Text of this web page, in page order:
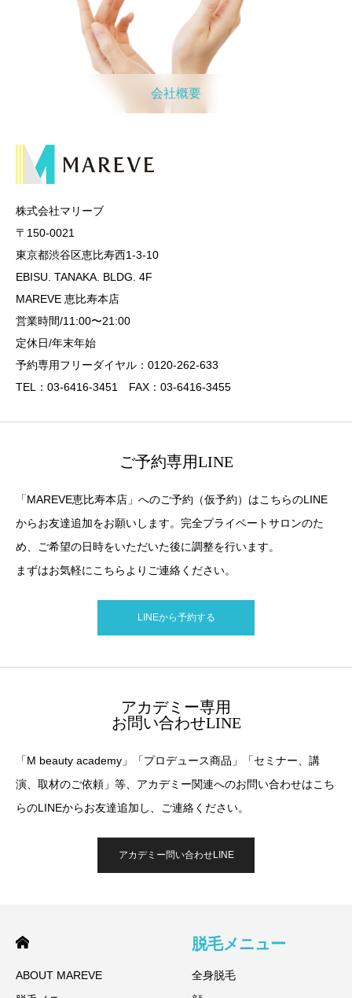
会社概要
株式会社マリーブ
〒150-0021
東京都渋谷区恵比寿西1-3-10
EBISU. TANAKA. BLDG. 4F
MAREVE 恵比寿本店
営業時間/11:00〜21:00
定休日/年末年始
予約専用フリーダイヤル：0120-262-633
TEL：03-6416-3451 FAX：03-6416-3455
ご予約専用LINE
「MAREVE恵比寿本店」へのご予約（仮予約）はこちらのLINE
からお友達追加をお願いします。完全プライベートサロンのた
め、ご希望の日時をいただいた後に調整を行います。
まずはお気軽にこちらよりご連絡ください。
LINEから予約する
アカデミー専用
お問い合わせLINE
「M beauty academy」「プロデュース商品」「セミナー、講
演、取材のご依頼」等、アカデミー関連へのお問い合わせはこち
らのLINEからお友達追加し、ご連絡ください。
アカデミー問い合わせLINE
ABOUT MAREVE
脱毛メニュー
全身脱毛